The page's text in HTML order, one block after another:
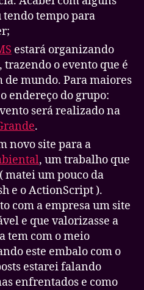
tendo tempo para
estará organizando
trazendo o evento que é
mundo. Para maiores
endereço do grupo:
será realizado na
.
novo site para a
, um trabalho que
matei um pouco da
e o ActionScript ).
com a empresa um site
e que valorizasse a
tem com o meio
este embalo com o
estarei falando
enfrentados e como